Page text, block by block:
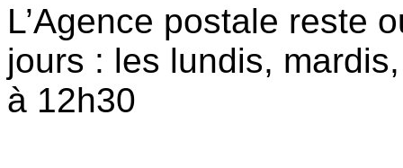
L’Agence postale reste
jours : les lundis,
à 12h30